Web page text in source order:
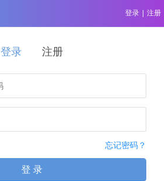
登录 注册
登录 注册
忘记密码？
登 录